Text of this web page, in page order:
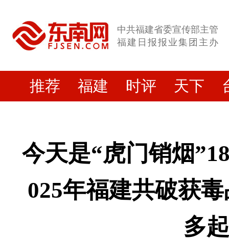
中共福建省委宣传部主管
福建日报报业集团主办
推荐 福建 时评 天下
今天是“虎门销烟
025年福建共破获
多起